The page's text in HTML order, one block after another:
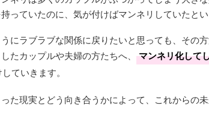
っていたのに、気が付けばマンネリしていたとい
にラブラブな関係に戻りたいと思っても、その
たカップルや夫婦の方たちへ、
マンネリ化して
ていきます。
た現実とどう向き合うかによって、これからの未